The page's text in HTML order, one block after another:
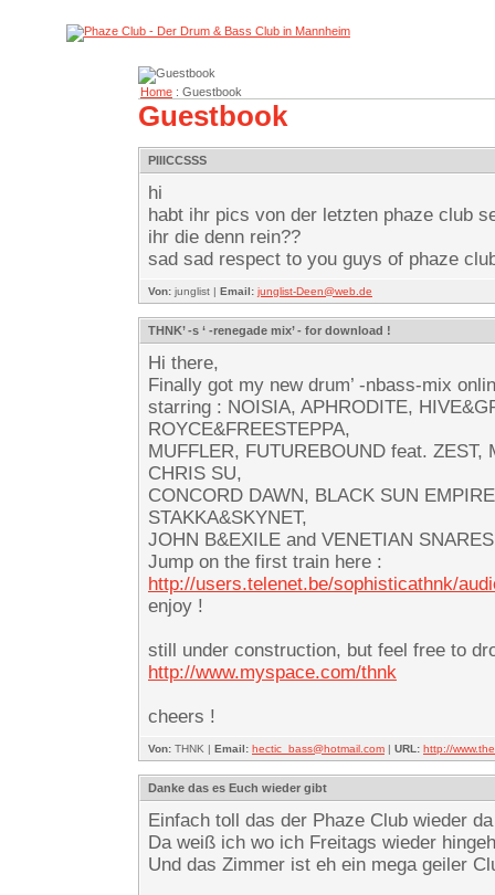
Home : Guestbook
Guestbook
PIIICCSSS
hi
habt ihr pics von der letzten phaze club
ihr die denn rein??
sad sad respect to you guys of phaze
Von: junglist | Email: junglist-Deen@web.de
THNK’ -s ‘ -renegade mix’ - for download !
Hi there,
Finally got my new drum’ -nbass-mix
starring : NOISIA, APHRODITE,
ROYCE&FREESTEPPA,
MUFFLER, FUTUREBOUND feat. ZEST,
CHRIS SU,
CONCORD DAWN, BLACK SUN
STAKKA&SKYNET,
JOHN B&EXILE and VENETIAN
Jump on the first train here :
http://users.telenet.be/sophisticathnk/
enjoy !
still under construction, but feel free to
http://www.myspace.com/thnk
cheers !
Von: THNK | Email: hectic_bass@hotmail.com | URL: http://
Danke das es Euch wieder gibt
Einfach toll das der Phaze Club wieder
Da weiß ich wo ich Freitags wieder
Und das Zimmer ist eh ein mega geiler